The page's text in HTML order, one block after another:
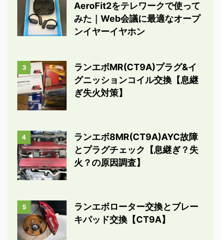
AeroFit2をテレワークで使って
みた｜Web会議に最適なオープ
ンイヤーイヤホン
3
ランエボMR(CT9A)プラグ&イ
グニッションコイル交換【息継
ぎ失火対策】
4
ランエボ8MR(CT9A)AYC故障
とプラグチェック【息継ぎ？失
火？の原因調査】
5
ランエボローター交換とブレー
キパッド交換【CT9A】